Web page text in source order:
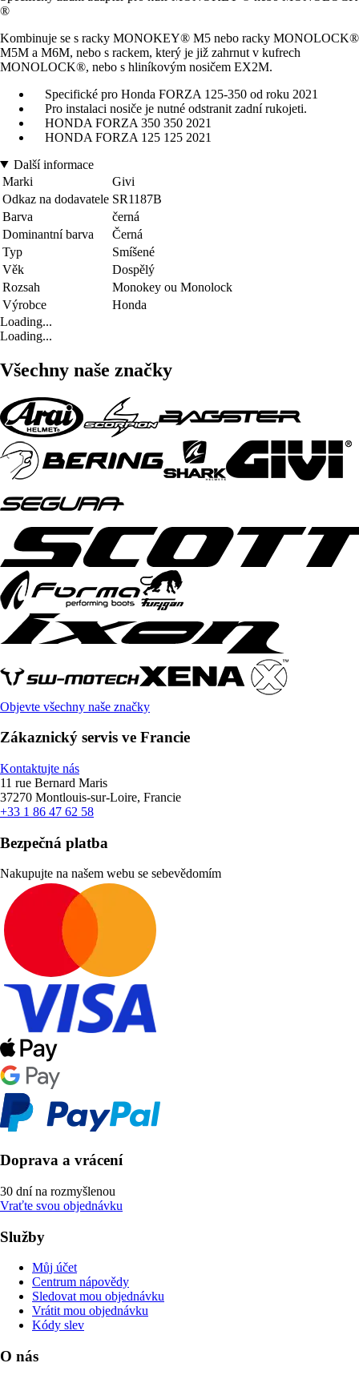
®
Kombinuje se s racky MONOKEY® M5 nebo racky MONOLOCK®
M5M a M6M, nebo s rackem, který je již zahrnut v kufrech
MONOLOCK®, nebo s hliníkovým nosičem EX2M.
Specifické pro Honda FORZA 125-350 od roku 2021
Pro instalaci nosiče je nutné odstranit zadní rukojeti.
HONDA FORZA 350 350 2021
HONDA FORZA 125 125 2021
Další informace
Marki
Givi
Odkaz na dodavatele SR1187B
Barva
černá
Dominantní barva
Černá
Typ
Smíšené
Věk
Dospělý
Rozsah
Monokey ou Monolock
Výrobce
Honda
Loading...
Loading...
Všechny naše značky
Objevte všechny naše značky
Zákaznický servis ve Francie
Kontaktujte nás
11 rue Bernard Maris
37270 Montlouis-sur-Loire, Francie
+33 1 86 47 62 58
Bezpečná platba
Nakupujte na našem webu se sebevědomím
Doprava a vrácení
30 dní na rozmyšlenou
Vraťte svou objednávku
Služby
Můj účet
Centrum nápovědy
Sledovat mou objednávku
Vrátit mou objednávku
Kódy slev
O nás